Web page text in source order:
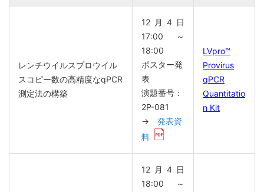
レンチウイルスプロウイル
スコピー数の高精度なqPCR
測定法の構築
12月4日
17:00～
18:00
ポスター発
表
演題番号：
2P-081
→ 発表資
料
LVpro™
Provirus
qPCR
Quantitatio
n Kit
12月4日
18:00～